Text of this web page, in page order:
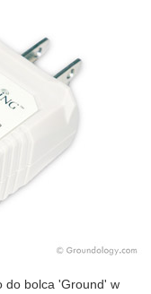
do bolca 'Ground' w